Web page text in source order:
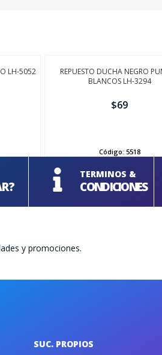
LH-5052
REPUESTO DUCHA NEGRO
BLANCOS LH-3294
$69
Código: 5518
TERMINOS &
CONDICIONES
y promociones.
SUC. PROPIOS